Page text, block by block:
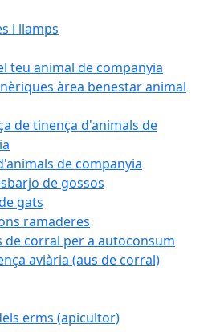
i llamps
teu animal de companyia
àrea benestar animal
de tinença d'animals de
de companyia
de gossos
gats
ramaderes
de corral per a autoconsum
aviària (aus de corral)
erms (apicultor)